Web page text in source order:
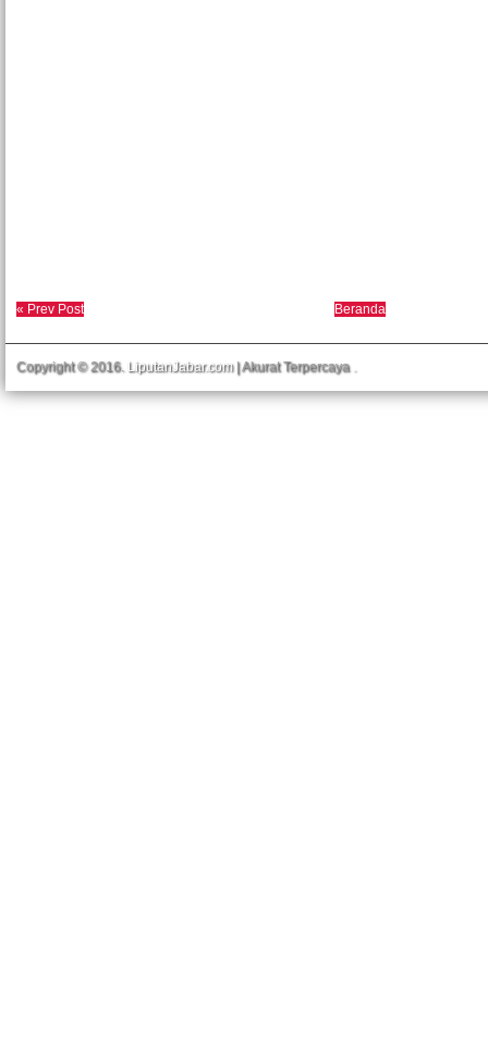
« Prev Post Beranda
Copyright © 2016. LiputanJabar.com| Akurat Terpercaya